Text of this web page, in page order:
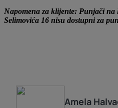
Napomena za klijente: Punjači
Selimovića 16 nisu dostupni za
Amela